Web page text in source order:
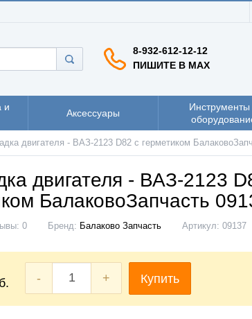
8-932-612-12-12
ПИШИТЕ В MAX
и
Аксессуары
Инструменты
двигателя - ВАЗ-2123 D82 с герметиком
двигателя - ВАЗ-2123
БалаковоЗапчасть
0 Бренд: Балаково Запчасть Артикул: 09137
- + Купить